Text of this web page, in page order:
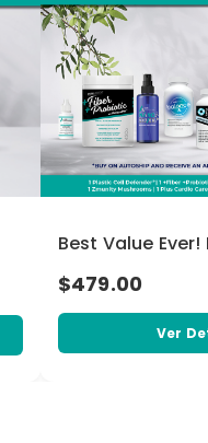
Best Value Ever!
$479.00
Ver